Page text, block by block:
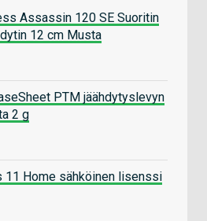
Assassin 120 SE Suoritin
12 cm Musta
PTM jäähdytyslevyn
2 g
Home sähköinen lisenssi